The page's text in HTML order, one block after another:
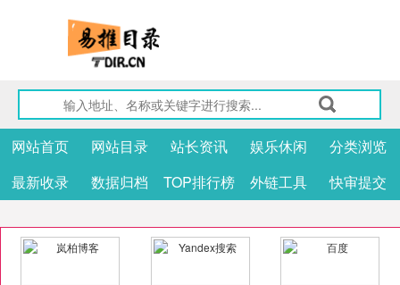
网站首页 网站目录 站长资讯 娱乐休闲
分类浏览
最新收录
数据归档 TOP排行榜 外链工具 快审提交